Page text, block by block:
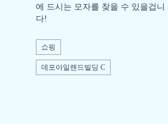
에 드시는 모자를 찾을 수 있을겁니
다!
쇼핑
데포아일랜드빌딩 C